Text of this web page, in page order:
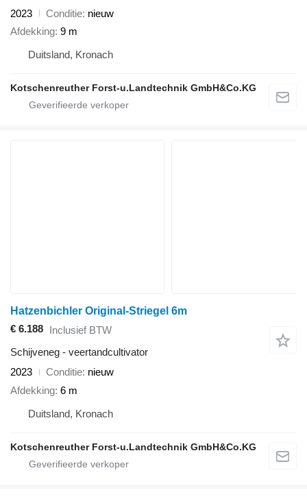
2023
Conditie nieuw
Afdekking 9 m
Duitsland, Kronach
Kotschenreuther Forst-u.Landtechnik GmbH&Co.KG
Hatzenbichler Original-Striegel 6m
€ 6.188 Inclusief BTW
Schijveneg - veertandcultivator
2023
Conditie nieuw
Afdekking 6 m
Duitsland, Kronach
Kotschenreuther Forst-u.Landtechnik GmbH&Co.KG